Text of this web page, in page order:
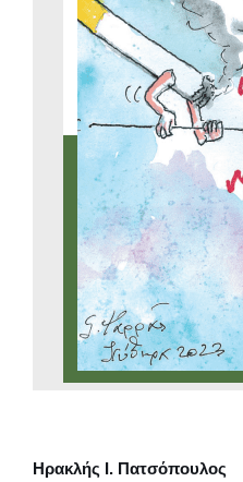
Ηρακλής Ι. Πατσόπουλος